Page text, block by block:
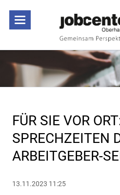
FÜR SIE VOR
SPRECHZEITEN
ARBEITGEBER-
13.11.2023 11:25